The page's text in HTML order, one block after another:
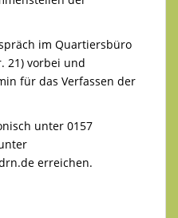
im Quartiersbüro
21) vorbei und
für das Verfassen der
unter 0157
erreichen.